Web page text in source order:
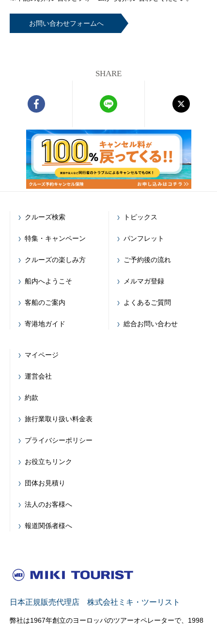
お問い合わせフォームへ
SHARE
クルーズ検索
特集・キャンペーン
クルーズの楽しみ方
船内へようこそ
客船のご案内
寄港地ガイド
トピックス
パンフレット
ご予約後の流れ
メルマガ登録
よくあるご質問
総合お問い合わせ
マイページ
運営会社
約款
旅行業取り扱い料金表
プライバシーポリシー
お役立ちリンク
団体お見積り
法人のお客様へ
報道関係者様へ
日本正規販売代理店 株式会社ミキ・ツーリスト
弊社は1967年創立のヨーロッパのツアーオペレーターで、1998